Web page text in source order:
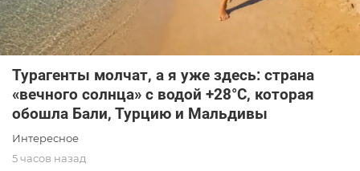
Турагенты молчат, а я уже здесь: страна
«вечного солнца» с водой +28°C, которая
обошла Бали, Турцию и Мальдивы
Интересное
5 часов назад